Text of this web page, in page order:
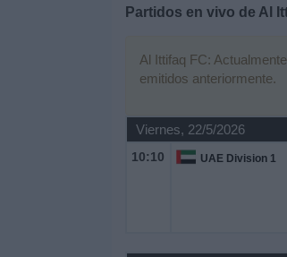
Partidos en vivo de Al
Al Ittifaq FC:
emitidos anteriormente.
Viernes, 22/5/2026
10:10 UAE Division 1